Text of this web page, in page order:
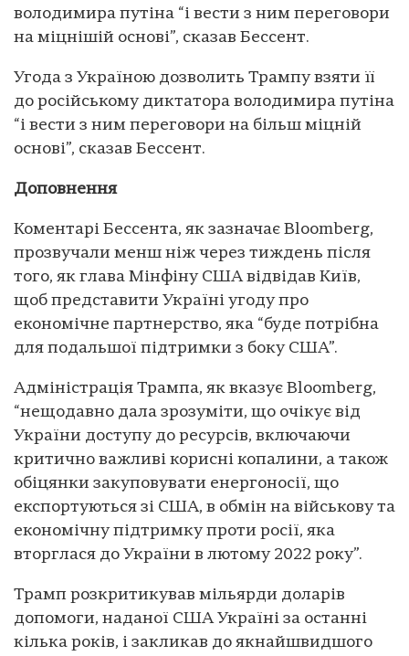
володимира путіна “і вести з ним переговори
на міцнішій основі”, сказав Бессент.
Угода з Україною дозволить Трампу взяти її
до російському диктатора володимира путіна
“і вести з ним переговори на більш міцній
основі”, сказав Бессент.
Доповнення
Коментарі Бессента, як зазначає Bloomberg,
прозвучали менш ніж через тиждень після
того, як глава Мінфіну США відвідав Київ,
щоб представити Україні угоду про
економічне партнерство, яка “буде потрібна
для подальшої підтримки з боку США”.
Адміністрація Трампа, як вказує Bloomberg,
“нещодавно дала зрозуміти, що очікує від
України доступу до ресурсів, включаючи
критично важливі корисні копалини, а також
обіцянки закуповувати енергоносії, що
експортуються зі США, в обмін на військову та
економічну підтримку проти росії, яка
вторглася до України в лютому 2022 року”.
Трамп розкритикував мільярди доларів
допомоги, наданої США Україні за останні
кілька років, і закликав до якнайшвидшого